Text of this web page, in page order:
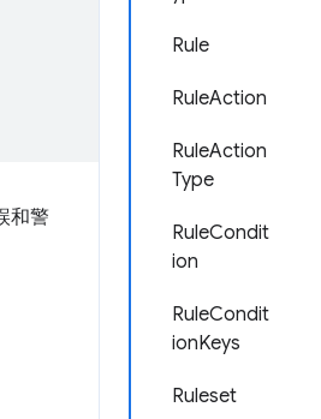
Rule
RuleAction
RuleAction
Type
RuleCondit
ion
RuleCondit
ionKeys
Ruleset
和警